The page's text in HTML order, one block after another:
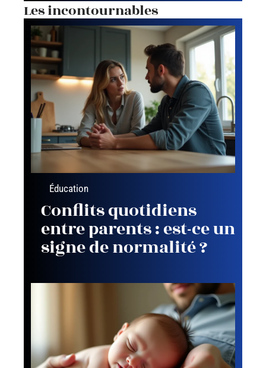
Les incontournables
Éducation
Conflits quotidiens
entre parents : est-ce un
signe de normalité ?